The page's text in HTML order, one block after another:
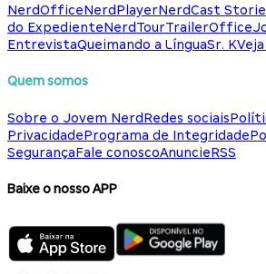
NerdOfficeNerdPlayerNerdCast
do ExpedienteNerdTourTrailerOffice
EntrevistaQueimando a LínguaSr. K
Quem somos
Sobre o Jovem NerdRedes sociais
PrivacidadePrograma de Integridade
SegurançaFale conoscoAnuncieRSS
Baixe o nosso APP